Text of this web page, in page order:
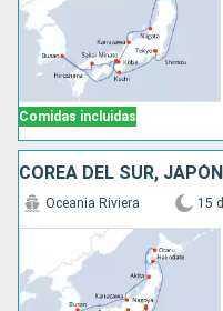
Comidas incluidas
COREA DEL SUR, JAPÓN
Oceania Riviera 15 d